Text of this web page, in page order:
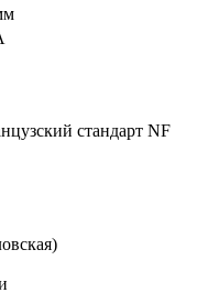
стандарт NF